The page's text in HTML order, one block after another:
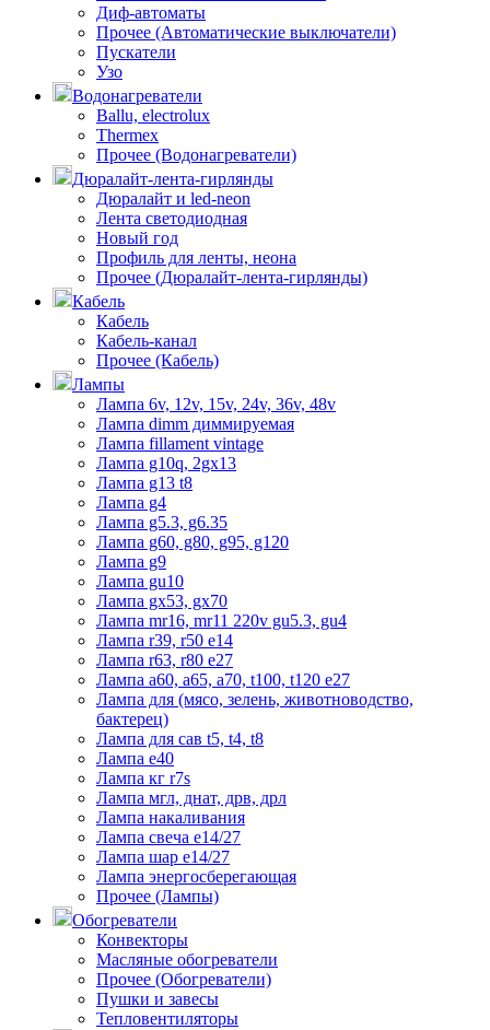
Диф-автоматы
Прочее (Автоматические выключатели)
Пускатели
Узо
Водонагреватели
Ballu, electrolux
Thermex
Прочее (Водонагреватели)
Дюралайт-лента-гирлянды
Дюралайт и led-neon
Лента светодиодная
Новый год
Профиль для ленты, неона
Прочее (Дюралайт-лента-гирлянды)
Кабель
Кабель
Кабель-канал
Прочее (Кабель)
Лампы
Лампа 6v, 12v, 15v, 24v, 36v, 48v
Лампа dimm диммируемая
Лампа fillament vintage
Лампа g10q, 2gx13
Лампа g13 t8
Лампа g4
Лампа g5.3, g6.35
Лампа g60, g80, g95, g120
Лампа g9
Лампа gu10
Лампа gx53, gx70
Лампа mr16, mr11 220v gu5.3, gu4
Лампа r39, r50 е14
Лампа r63, r80 е27
Лампа а60, а65, а70, t100, t120 е27
Лампа для (мясо, зелень, животноводство,
бактерец)
Лампа для сав t5, t4, t8
Лампа е40
Лампа кг r7s
Лампа мгл, днат, дрв, дрл
Лампа накаливания
Лампа свеча е14/27
Лампа шар е14/27
Лампа энергосберегающая
Прочее (Лампы)
Обогреватели
Конвекторы
Масляные обогреватели
Прочее (Обогреватели)
Пушки и завесы
Тепловентиляторы